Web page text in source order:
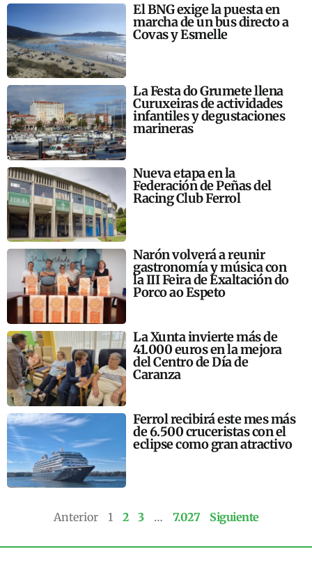
El BNG exige la puesta en
marcha de un bus directo a
Covas y Esmelle
La Festa do Grumete llena
Curuxeiras de actividades
infantiles y degustaciones
marineras
Nueva etapa en la
Federación de Peñas del
Racing Club Ferrol
Narón volverá a reunir
gastronomía y música con
la III Feira de Exaltación do
Porco ao Espeto
La Xunta invierte más de
41.000 euros en la mejora
del Centro de Día de
Caranza
Ferrol recibirá este mes más
de 6.500 cruceristas con el
eclipse como gran atractivo
Anterior 1 2 3 … 7.027 Siguiente